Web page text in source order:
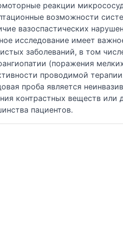
реакции
возможности
вазоспастических
исследование имеет
заболеваний, в том
(поражения
проводимой
проба является
контрастных веществ или
пациентов.